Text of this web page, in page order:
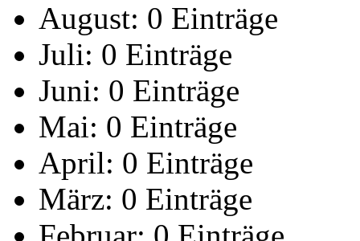
August: 0 Einträge
Juli: 0 Einträge
Juni: 0 Einträge
Mai: 0 Einträge
April: 0 Einträge
März: 0 Einträge